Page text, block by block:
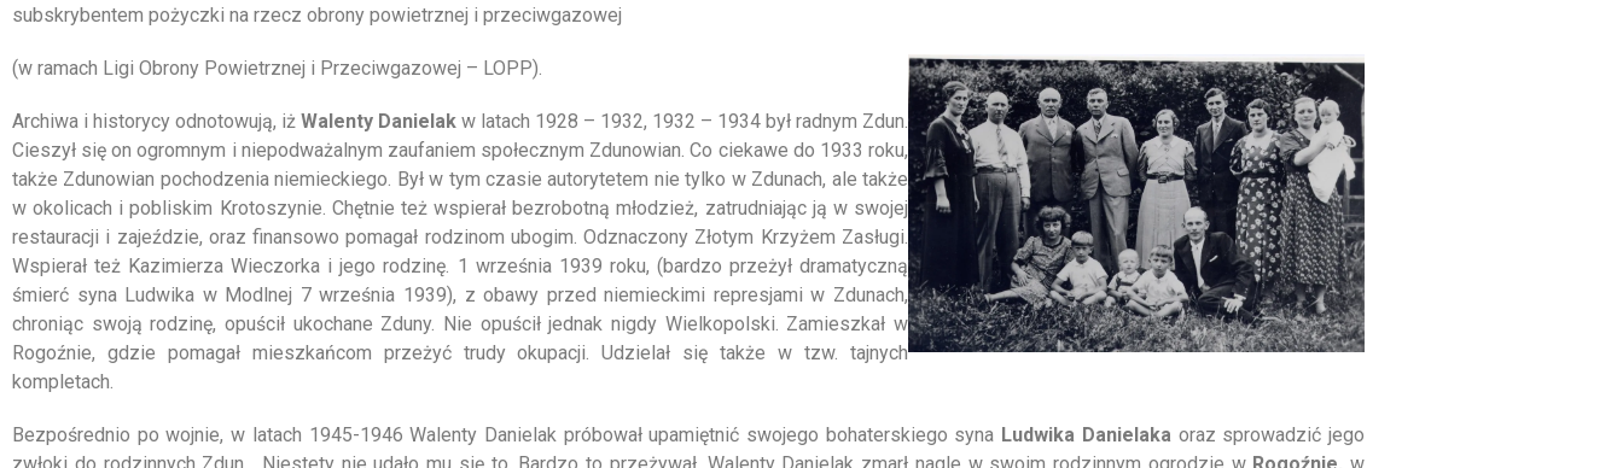
subskrybentem pożyczki na rzecz obrony powietrznej i przeciwgazowej
(w ramach Ligi Obrony Powietrznej i Przeciwgazowej – LOPP).
Archiwa i historycy odnotowują, iż Walenty Danielak w latach 1928 – 1932, 1932 – 1934 był radnym Zdun.
Cieszył się on ogromnym i niepodważalnym zaufaniem społecznym Zdunowian. Co ciekawe do 1933 roku,
także Zdunowian pochodzenia niemieckiego. Był w tym czasie autorytetem nie tylko w Zdunach, ale także
w okolicach i pobliskim Krotoszynie. Chętnie też wspierał bezrobotną młodzież, zatrudniając ją w swojej
restauracji i zajeździe, oraz finansowo pomagał rodzinom ubogim. Odznaczony Złotym Krzyżem Zasługi.
Wspierał też Kazimierza Wieczorka i jego rodzinę. 1 września 1939 roku, (bardzo przeżył dramatyczną
śmierć syna Ludwika w Modlnej 7 września 1939), z obawy przed niemieckimi represjami w Zdunach,
chroniąc swoją rodzinę, opuścił ukochane Zduny. Nie opuścił jednak nigdy Wielkopolski. Zamieszkał w
Rogoźnie, gdzie pomagał mieszkańcom przeżyć trudy okupacji. Udzielał się także w tzw. tajnych
kompletach.
Bezpośrednio po wojnie, w latach 1945-1946 Walenty Danielak próbował upamiętnić swojego bohaterskiego syna Ludwika Danielaka oraz sprowadzić jego
zwłoki do rodzinnych Zdun. Niestety nie udało mu się to. Bardzo to przeżywał. Walenty Danielak zmarł nagle w swoim rodzinnym ogrodzie w Rogoźnie, w